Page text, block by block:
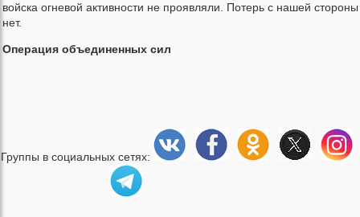
войска огневой активности не проявляли. Потерь с нашей стороны
нет.
Операция объединенных сил
Группы в социальных сетях: